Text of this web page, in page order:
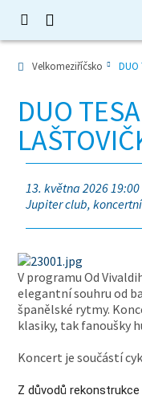
Velkomeziříčsko DUO
DUO
13. května 2026 19:00
Jupiter club,
V programu Od
elegantní souhru od
španělské rytmy.
klasiky, tak fanoušky
Koncert je součástí
Z důvodů